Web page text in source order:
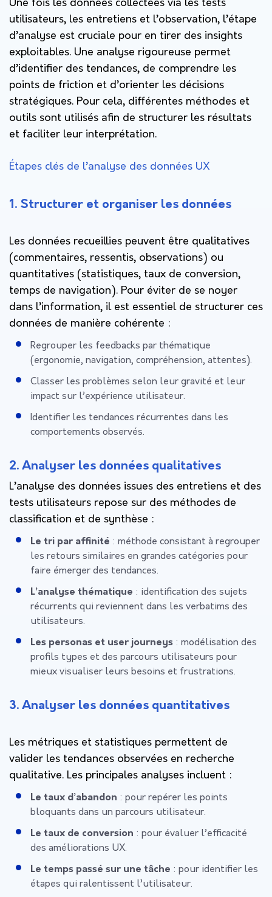
Une fois les données collectées via les tests
utilisateurs, les entretiens et l’observation, l’étape
d’analyse est cruciale pour en tirer des insights
exploitables. Une analyse rigoureuse permet
d’identifier des tendances, de comprendre les
points de friction et d’orienter les décisions
stratégiques. Pour cela, différentes méthodes et
outils sont utilisés afin de structurer les résultats
et faciliter leur interprétation.
Étapes clés de l’analyse des données UX
1. Structurer et organiser les données
Les données recueillies peuvent être qualitatives
(commentaires, ressentis, observations) ou
quantitatives (statistiques, taux de conversion,
temps de navigation). Pour éviter de se noyer
dans l’information, il est essentiel de structurer ces
données de manière cohérente :
Regrouper les feedbacks par thématique
(ergonomie, navigation, compréhension, attentes).
Classer les problèmes selon leur gravité et leur
impact sur l’expérience utilisateur.
Identifier les tendances récurrentes dans les
comportements observés.
2. Analyser les données qualitatives
L’analyse des données issues des entretiens et des
tests utilisateurs repose sur des méthodes de
classification et de synthèse :
Le tri par affinité : méthode consistant à regrouper
les retours similaires en grandes catégories pour
faire émerger des tendances.
L’analyse thématique : identification des sujets
récurrents qui reviennent dans les verbatims des
utilisateurs.
Les personas et user journeys : modélisation des
profils types et des parcours utilisateurs pour
mieux visualiser leurs besoins et frustrations.
3. Analyser les données quantitatives
Les métriques et statistiques permettent de
valider les tendances observées en recherche
qualitative. Les principales analyses incluent :
Le taux d’abandon : pour repérer les points
bloquants dans un parcours utilisateur.
Le taux de conversion : pour évaluer l’efficacité
des améliorations UX.
Le temps passé sur une tâche : pour identifier les
étapes qui ralentissent l’utilisateur.